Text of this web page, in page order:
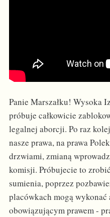
Panie Marszałku! Wysoka
próbuje całkowicie
legalnej aborcji. Po raz
nasze prawa, na prawa
drzwiami, zmianą
komisji. Próbujecie to
sumienia, poprzez
placówkach mogą
obowiązującym prawem -